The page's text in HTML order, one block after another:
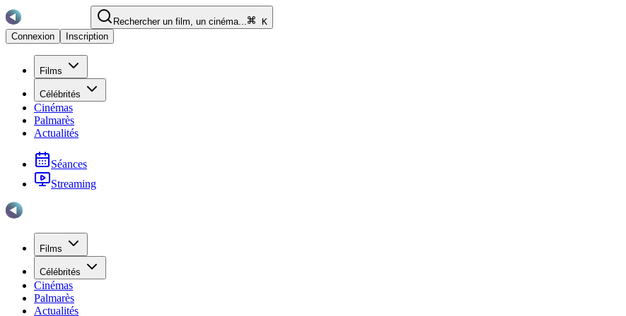
Rechercher un film, un cinéma...
K
Connexion
Inscription
Films
Célébrités
Cinémas
Palmarès
Actualités
Séances
Streaming
Films
Célébrités
Cinémas
Palmarès
Actualités